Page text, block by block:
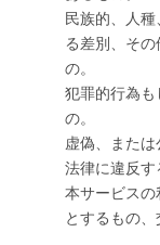
民族的、人
る差別、そ
の。
犯罪的行為
の。
虚偽、また
法律に違反す
本サービス
とするもの、